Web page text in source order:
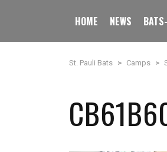
HOME NEWS
St. Pauli Bats > Camps >